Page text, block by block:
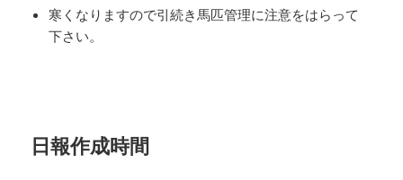
寒くなりますので引続き馬匹管理に注意をはらって
下さい。
日報作成時間